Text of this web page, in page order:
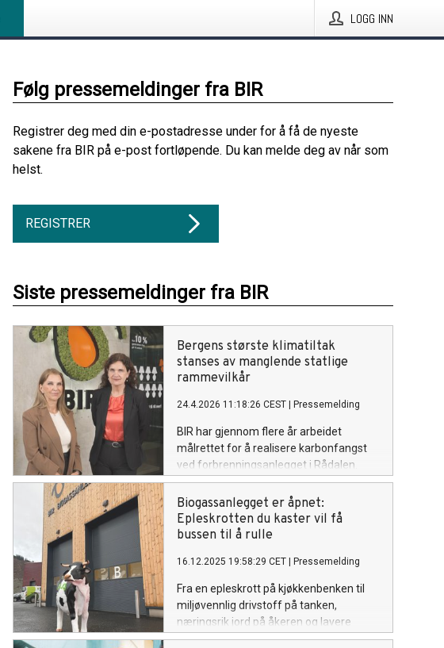
LOGG INN
Følg pressemeldinger fra BIR
Registrer deg med din e-postadresse under for å få de nyeste
sakene fra BIR på e-post fortløpende. Du kan melde deg av når som
helst.
REGISTRER
Siste pressemeldinger fra BIR
Bergens største klimatiltak
stanses av manglende statlige
rammevilkår
24.4.2026 11:18:26 CEST Pressemelding
BIR har gjennom flere år arbeidet
målrettet for å realisere karbonfangst
ved forbrenningsanlegget i Rådalen.
Etter en samlet vurdering avslutter BIR
den aktive satsingen på etablering av
karbonfangst.
Biogassanlegget er åpnet:
Epleskrotten du kaster vil få
bussen til å rulle
16.12.2025 19:58:29 CET Pressemelding
Fra en epleskrott på kjøkkenbenken til
miljøvennlig drivstoff på tanken,
næringsrik jord på åkeren og lavere
klimaavtrykk: Med åpningen av det nye